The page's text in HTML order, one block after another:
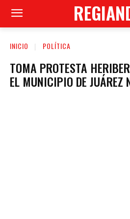
INICIO POLÍTICA
TOMA PROTESTA
EL MUNICIPIO DE JUÁREZ